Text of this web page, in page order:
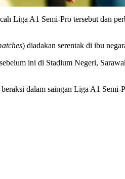
Liga A1 Semi-Pro tersebut dan
) diadakan serentak di ibu
ini di Stadium Negeri,
dalam saingan Liga A1